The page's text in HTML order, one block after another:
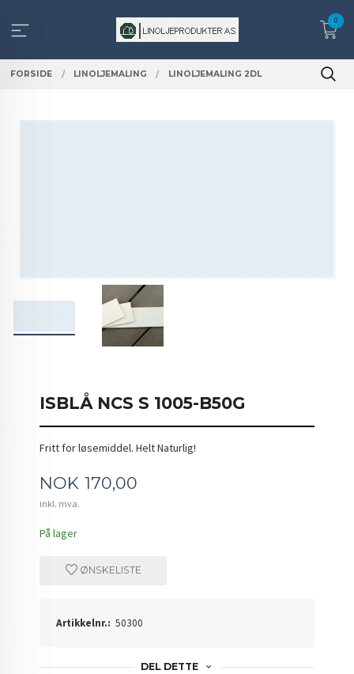
innholdet
0
FORSIDE LINOLJEMALING LINOLJEMALING 2DL
ISBLÅ NCS S 1005-B50G
Fritt for løsemiddel. Helt Naturlig!
Pris
NOK 170,00
inkl. mva.
På lager
ØNSKELISTE
Artikkelnr.: 50300
DEL DETTE